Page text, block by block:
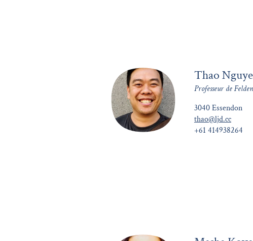
Thao
Professeur de
3040 Essendon
thao@ljd.cc
+61 414938264